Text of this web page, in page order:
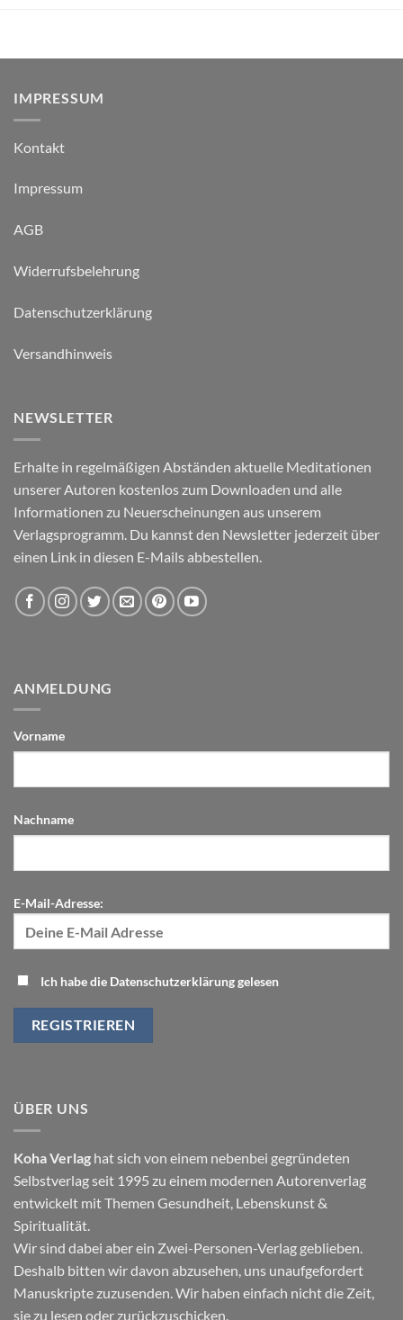
IMPRESSUM
Kontakt
Impressum
AGB
Widerrufsbelehrung
Datenschutzerklärung
Versandhinweis
NEWSLETTER
Erhalte in regelmäßigen Abständen aktuelle Meditationen
unserer Autoren kostenlos zum Downloaden und alle
Informationen zu Neuerscheinungen aus unserem
Verlagsprogramm. Du kannst den Newsletter jederzeit über
einen Link in diesen E-Mails abbestellen.
ANMELDUNG
Vorname
Nachname
E-Mail-Adresse:
Ich habe die Datenschutzerklärung gelesen
ÜBER UNS
Koha Verlag hat sich von einem nebenbei gegründeten
Selbstverlag seit 1995 zu einem modernen Autorenverlag
entwickelt mit Themen Gesundheit, Lebenskunst&
Spiritualität.
Wir sind dabei aber ein Zwei-Personen-Verlag geblieben.
Deshalb bitten wir davon abzusehen, uns unaufgefordert
Manuskripte zuzusenden. Wir haben einfach nicht die Zeit,
sie zu lesen oder zurückzuschicken.